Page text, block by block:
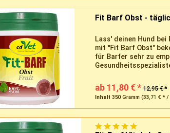
Fit Barf Obst -
Lass' deinen Hund
mit "Fit Barf Obst"
für Barfer sehr zu
ab 11,80 € * 12,95 € *
Inhalt350 Gramm(33,71 € * /